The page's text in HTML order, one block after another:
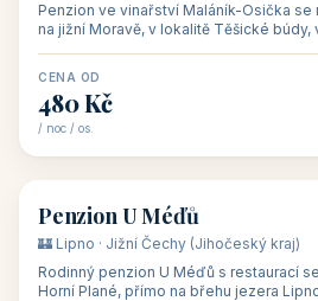
Penzion ve vinařství Maláník-Osička se
na jižní Moravě, v lokalitě Těšické búdy,
CENA OD
480 Kč
/ noc / os.
🏡 penzion
Penzion U Méďů
🏰 Lipno · Jižní Čechy (Jihočeský kraj)
Rodinný penzion U Méďů s restaurací
Horní Plané, přímo na břehu jezera